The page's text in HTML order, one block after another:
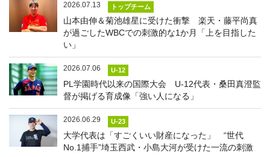
2026.07.13 トップチーム
山本由伸＆菊池雄星に受けた衝撃 楽天・藤平尚真
が過ごしたWBCでの刺激的な1か月「上を目指した
い」
2026.07.06 U-12
PL学園時代以来の国際大会 U-12代表・桑田真澄監
督が掲げる育成像「強い人になる」
2026.06.29 U-23
大学代表は「すごくいい財産になった」 “世代
No.1捕手”埼玉西武・小島大河が受けた一流の刺激